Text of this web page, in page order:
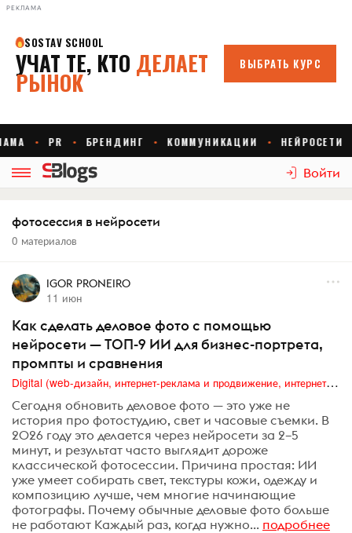
РЕКЛАМА
Войти
фотосессия в нейросети
0 материалов
IGOR PRONEIRO
11 июн
Как сделать деловое фото с помощью
нейросети — ТОП-9 ИИ для бизнес-портрета,
промпты и сравнения
Digital (web-дизайн, интернет-реклама и продвижение, интернет-сообщества и блоги, интернет-коммуникации, мобильный маркетинг, реклама на цифровых экранах)
Сегодня обновить деловое фото — это уже не
история про фотостудию, свет и часовые съемки. В
2026 году это делается через нейросети за 2–5
минут, и результат часто выглядит дороже
классической фотосессии. Причина простая: ИИ
уже умеет собирать свет, текстуры кожи, одежду и
композицию лучше, чем многие начинающие
фотографы. Почему обычные деловые фото больше
не работают Каждый раз, когда нужно... подробнее